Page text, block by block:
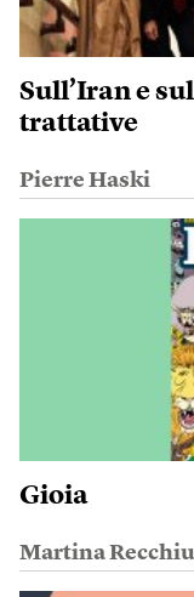
Sull’Iran e
trattative
Pierre Haski
Gioia
Martina